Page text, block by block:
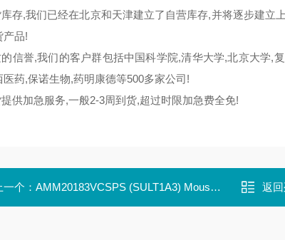
存,我们已经在北京和天津建立了自营库存,并将逐步建立
产品!
信誉,我们的客户群包括中国科学院,清华大学,北京大学,
医药,保诺生物,药明康德等500多家公司!
供加急服务,一般2-3周到货,超过时限加急费全免!
一个： AMM20183VCSPS (SULT1A3) Mouse Monoclonal Antibody Clone ID: 返